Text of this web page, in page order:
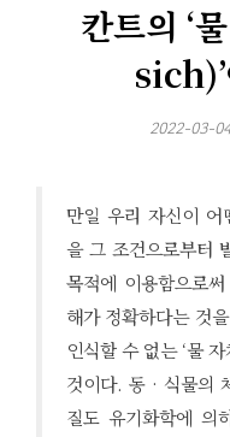
칸트의 ‘
2022-03-
만일 우리 자신이 어
을 그 조건으로부터
목적에 이용함으로
해가 정확하다는 것
인식할 수 없는 ‘물 자
것이다. 동 · 식물의
질도 유기화학에 의